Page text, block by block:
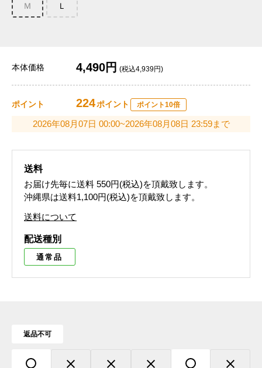
Ｍ Ｌ
本体価格 4,490円 (税込4,939円)
ポイント 224ポイント ポイント10倍
2026年08月07日 00:00~2026年08月08日 23:59まで
送料
お届け先毎に送料 550円(税込)を頂戴致します。
沖縄県は送料1,100円(税込)を頂戴致します。
送料について
配送種別
通常品
返品不可